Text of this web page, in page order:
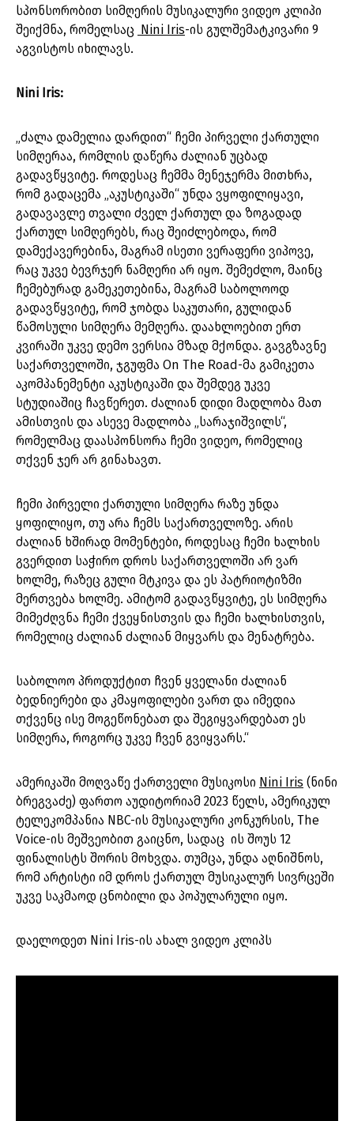
სპონსორობით სიმღერის მუსიკალური ვიდეო კლიპი
შეიქმნა, რომელსაც Nini Iris-ის გულშემატკივარი 9
აგვისტოს იხილავს.
Nini Iris:
„ძალა დამელია დარდით“ ჩემი პირველი ქართული
სიმღერაა, რომლის დაწერა ძალიან უცბად
გადავწყვიტე. როდესაც ჩემმა მენეჯერმა მითხრა,
რომ გადაცემა „აკუსტიკაში“ უნდა ვყოფილიყავი,
გადავავლე თვალი ძველ ქართულ და ზოგადად
ქართულ სიმღერებს, რაც შეიძლებოდა, რომ
დამექავერებინა, მაგრამ ისეთი ვერაფერი ვიპოვე,
რაც უკვე ბევრჯერ ნამღერი არ იყო. შემეძლო, მაინც
ჩემებურად გამეკეთებინა, მაგრამ საბოლოოდ
გადავწყვიტე, რომ ჯობდა საკუთარი, გულიდან
წამოსული სიმღერა მემღერა. დაახლოებით ერთ
კვირაში უკვე დემო ვერსია მზად მქონდა. გავგზავნე
საქართველოში, ჯგუფმა On The Road-მა გამიკეთა
აკომპანემენტი აკუსტიკაში და შემდეგ უკვე
სტუდიაშიც ჩავწერეთ. ძალიან დიდი მადლობა მათ
ამისთვის და ასევე მადლობა „სარაჯიშვილს“,
რომელმაც დაასპონსორა ჩემი ვიდეო, რომელიც
თქვენ ჯერ არ გინახავთ.
ჩემი პირველი ქართული სიმღერა რაზე უნდა
ყოფილიყო, თუ არა ჩემს საქართველოზე. არის
ძალიან ხშირად მომენტები, როდესაც ჩემი ხალხის
გვერდით საჭირო დროს საქართველოში არ ვარ
ხოლმე, რაზეც გული მტკივა და ეს პატრიოტიზმი
მერთვება ხოლმე. ამიტომ გადავწყვიტე, ეს სიმღერა
მიმეძღვნა ჩემი ქვეყნისთვის და ჩემი ხალხისთვის,
რომელიც ძალიან ძალიან მიყვარს და მენატრება.
საბოლოო პროდუქტით ჩვენ ყველანი ძალიან
ბედნიერები და კმაყოფილები ვართ და იმედია
თქვენც ისე მოგეწონებათ და შეგიყვარდებათ ეს
სიმღერა, როგორც უკვე ჩვენ გვიყვარს.“
ამერიკაში მოღვაწე ქართველი მუსიკოსი Nini Iris (ნინი
ბრეგვაძე) ფართო აუდიტორიამ 2023 წელს, ამერიკულ
ტელეკომპანია NBC-ის მუსიკალური კონკურსის, The
Voice-ის მეშვეობით გაიცნო, სადაც ის შოუს 12
ფინალისტს შორის მოხვდა. თუმცა, უნდა აღნიშნოს,
რომ არტისტი იმ დროს ქართულ მუსიკალურ სივრცეში
უკვე საკმაოდ ცნობილი და პოპულარული იყო.
დაელოდეთ Nini Iris-ის ახალ ვიდეო კლიპს